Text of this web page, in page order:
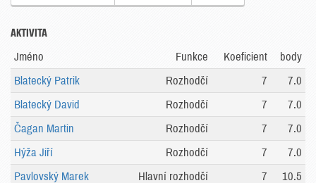
AKTIVITA
Jméno Funkce Koeficient
body
Blatecký Patrik
Rozhodčí 7
7.0
Blatecký David
Rozhodčí 7
7.0
Čagan Martin
Rozhodčí 7
7.0
Hýža Jiří
Rozhodčí 7
7.0
Pavlovský Marek
Hlavní rozhodčí 7
10.5